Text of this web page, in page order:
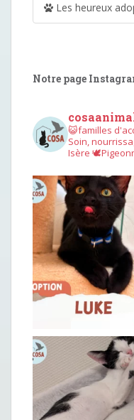
Les heureux
Notre page
😺familles
Soin,
Isère